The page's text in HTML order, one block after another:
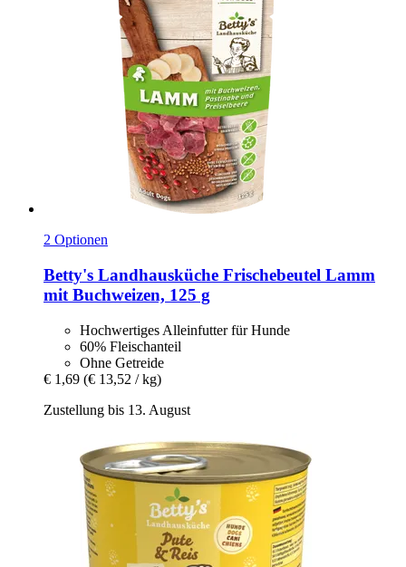
2 Optionen
Betty's Landhausküche Frischebeutel Lamm
mit Buchweizen, 125 g
Hochwertiges Alleinfutter für Hunde
60% Fleischanteil
Ohne Getreide
€ 1,69 (€ 13,52 / kg)
Zustellung bis 13. August